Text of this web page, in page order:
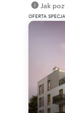
Jak
OFERTA